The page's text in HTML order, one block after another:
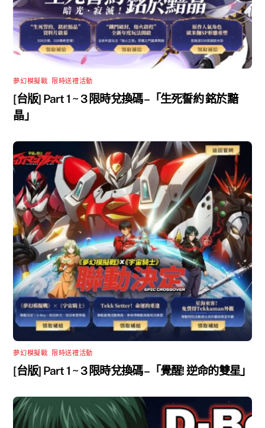
夢幻模擬戰 限時送禮活動
[台版] Part 1 ~ 3 限時兌換碼 –「生死誓約 銘於黯
晶」
夢幻模擬戰 限時送禮活動
[台版] Part 1 ~ 3 限時兌換碼 –「覺醒! 逆命的雙星」